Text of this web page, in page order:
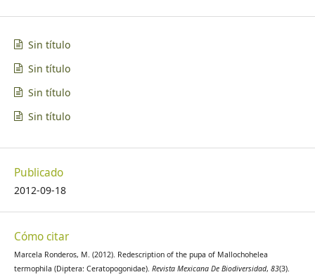
Sin título
Sin título
Sin título
Sin título
Publicado
2012-09-18
Cómo citar
Marcela Ronderos, M. (2012). Redescription of the pupa of Mallochohelea
termophila (Diptera: Ceratopogonidae). Revista Mexicana De Biodiversidad, 83(3).